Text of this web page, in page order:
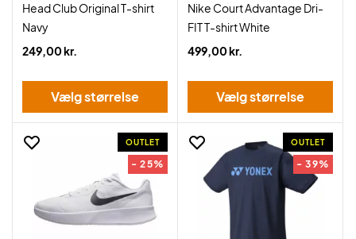
Head Club Original T-shirt
Navy
249,00 kr.
Vælg størrelse
Nike Court Advantage Dri-
FIT T-shirt White
499,00 kr.
Vælg størrelse
OUTLET
- 25%
OUTLET
- 39%